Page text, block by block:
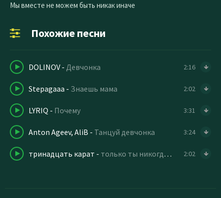
Мы вместе не можем быть никак иначе
Похожие песни
DOLINOV - Девчонка 2:16
Stepagaaa - Знаешь мама 2:02
LYRIQ - Почему 3:31
Anton Ageev, AliB - Танцуй девчонка 3:24
тринадцать карат - только ты никогда не узнаешь 2:02